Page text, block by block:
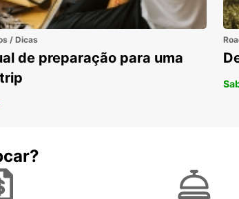
/ Dicas
de preparação para uma